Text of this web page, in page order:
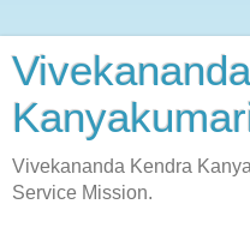
Vivekananda Kendra
Service Mission.